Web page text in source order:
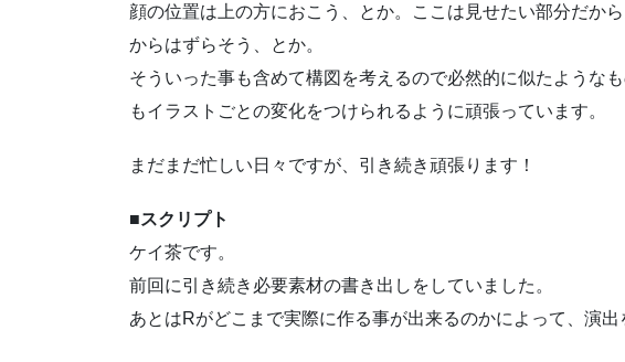
顔の位置は上の方におこう、とか。ここは見せたい部分だか
からはずらそう、とか。
そういった事も含めて構図を考えるので必然的に似たような
もイラストごとの変化をつけられるように頑張っています。
まだまだ忙しい日々ですが、引き続き頑張ります！
■スクリプト
ケイ茶です。
前回に引き続き必要素材の書き出しをしていました。
あとはRがどこまで実際に作る事が出来るのかによって、演出